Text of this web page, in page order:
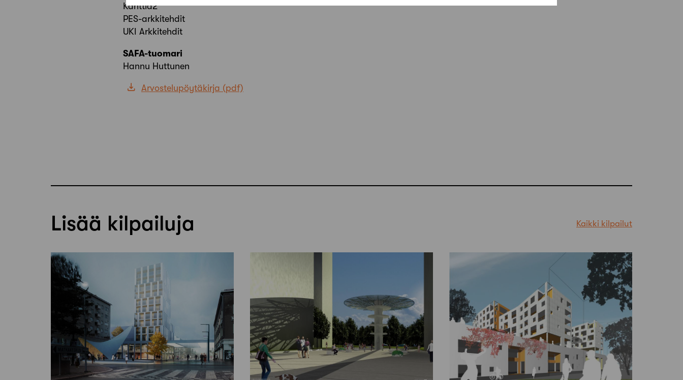
Kanttia2
PES-arkkitehdit
UKI Arkkitehdit
SAFA-tuomari
Hannu Huttunen
Arvostelupöytäkirja
Lisää kilpailuja Kaikki kilpailut